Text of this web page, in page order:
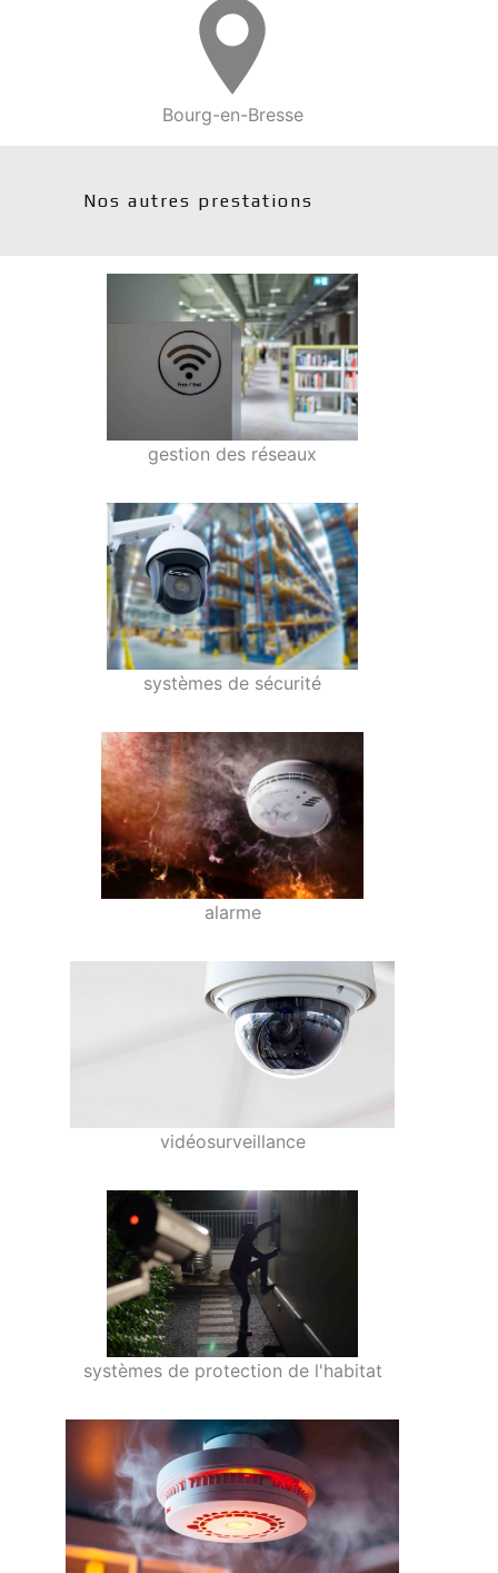
Bourg-en-Bresse
Nos autres prestations
gestion des réseaux
systèmes de sécurité
alarme
vidéosurveillance
systèmes de protection de l'habitat